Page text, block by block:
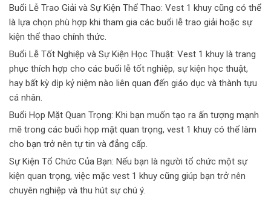
Buổi Lễ Trao Giải và Sự Kiện Thể Thao: Vest 1 khuy cũng có thể
là lựa chọn phù hợp khi tham gia các buổi lễ trao giải hoặc sự
kiện thể thao chính thức.
Buổi Lễ Tốt Nghiệp và Sự Kiện Học Thuật: Vest 1 khuy là trang
phục thích hợp cho các buổi lễ tốt nghiệp, sự kiện học thuật,
hay bất kỳ dịp kỷ niệm nào liên quan đến giáo dục và thành tựu
cá nhân.
Buổi Họp Mặt Quan Trọng: Khi bạn muốn tạo ra ấn tượng mạnh
mẽ trong các buổi họp mặt quan trọng, vest 1 khuy có thể làm
cho bạn trở nên tự tin và đẳng cấp.
Sự Kiện Tổ Chức Của Bạn: Nếu bạn là người tổ chức một sự
kiện quan trọng, việc mặc vest 1 khuy cũng giúp bạn trở nên
chuyên nghiệp và thu hút sự chú ý.